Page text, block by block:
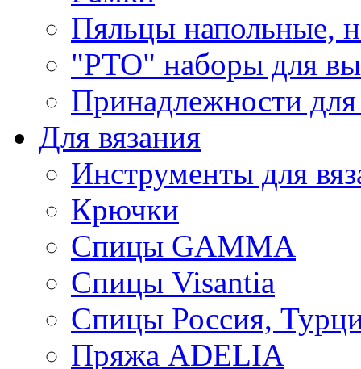
Пяльцы напольные,
"РТО" наборы для
Принадлежности
Для вязания
Инструменты для
Крючки
Спицы GAMMA
Спицы Visantia
Спицы Россия,
Пряжа ADELIA